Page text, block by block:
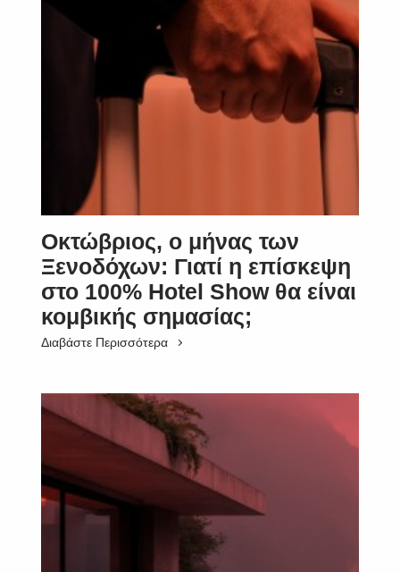
Οκτώβριος, ο μήνας των
Ξενοδόχων: Γιατί η επίσκεψη
στο 100% Hotel Show θα είναι
κομβικής σημασίας;
Διαβάστε Περισσότερα